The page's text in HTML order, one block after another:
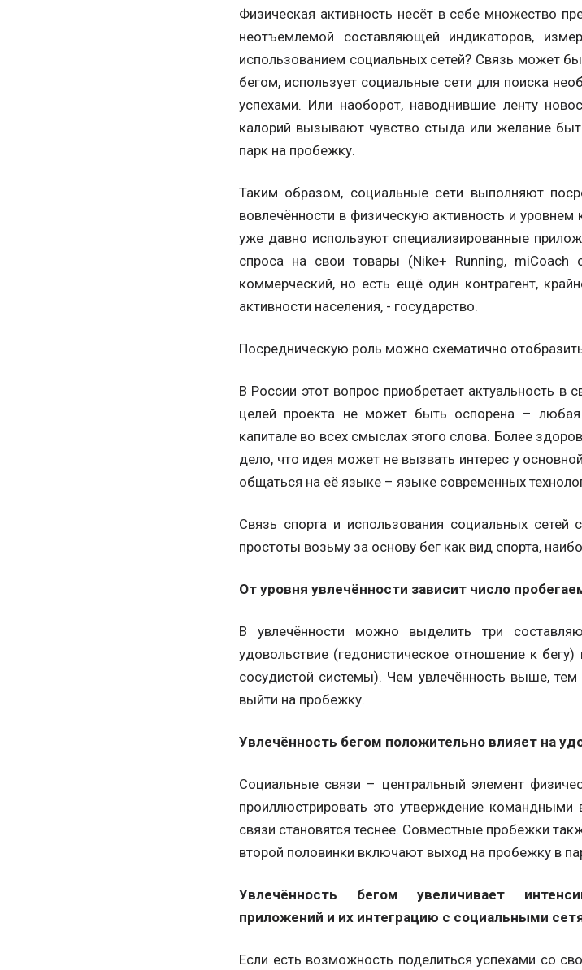
Физическая активность несёт в себе множество
неотъемлемой составляющей индикаторов,
использованием социальных сетей? Связь может
бегом, использует социальные сети для поиска
успехами. Или наоборот, наводнившие ленту
калорий вызывают чувство стыда или желание
парк на пробежку.
Таким образом, социальные сети выполняют
вовлечённости в физическую активность и
уже давно используют специализированные
спроса на свои товары (Nike+ Running, miCoach
коммерческий, но есть ещё один контрагент,
активности населения, - государство.
Посредническую роль можно схематично
В России этот вопрос приобретает актуальность
целей проекта не может быть оспорена – любая
капитале во всех смыслах этого слова. Более
дело, что идея может не вызвать интерес у
общаться на её языке – языке современных
Связь спорта и использования социальных
простоты возьму за основу бег как вид спорта,
От уровня увлечённости зависит число
В увлечённости можно выделить три
удовольствие (гедонистическое отношение к
сосудистой системы). Чем увлечённость выше,
выйти на пробежку.
Увлечённость бегом положительно влияет на
Социальные связи – центральный элемент
проиллюстрировать это утверждение
связи становятся теснее. Совместные пробежки
второй половинки включают выход на пробежку в
Увлечённость бегом увеличивает
приложений и их интеграцию с социальными
Если есть возможность поделиться успехами со